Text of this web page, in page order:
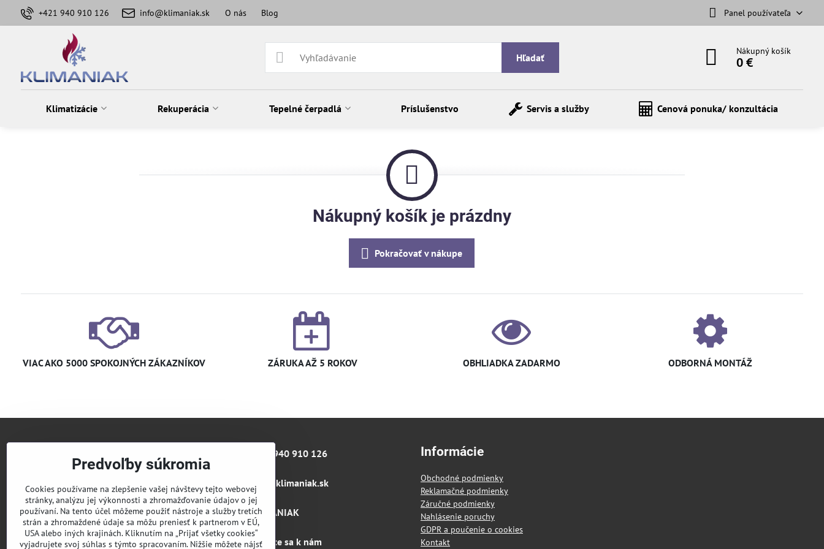
+421 940 910 126 info@klimaniak.sk O nás Blog Panel používateľa
Hľadať
Nákupný košík
0 €
Klimatizácie Rekuperácia Tepelné čerpadlá Príslušenstvo Servis a služby Cenová ponuka/ konzultácia
Nákupný košík je prázdny
Pokračovať v nákupe
VIAC AKO 5000 SPOKOJNÝCH ZÁKAZNÍKOV ZÁRUKA AŽ 5 ROKOV OBHLIADKA ZADARMO ODBORNÁ MONTÁŽ
+421 940 910 126
info​@klimaniak​.sk
KLIMANIAK
Pridajte sa k nám
Informácie
Obchodné podmienky
Reklamačné podmienky
Záručné podmienky
Nahlásenie poruchy
GDPR a poučenie o cookies
Kontakt
Predvoľby súkromia
Cookies používame na zlepšenie vašej návštevy tejto webovej
stránky, analýzu jej výkonnosti a zhromažďovanie údajov o jej
používaní. Na tento účel môžeme použiť nástroje a služby tretích
strán a zhromaždené údaje sa môžu preniesť k partnerom v EÚ,
USA alebo iných krajinách. Kliknutím na „Prijať všetky cookies“
vyjadrujete svoj súhlas s týmto spracovaním. Nižšie môžete nájsť